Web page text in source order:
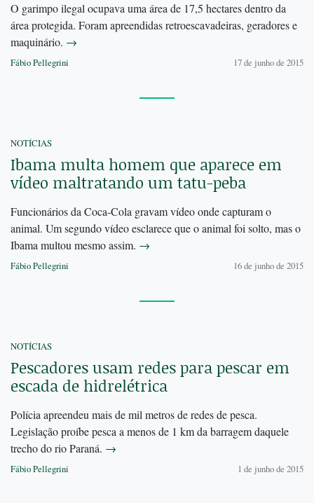
O garimpo ilegal ocupava uma área de 17,5 hectares dentro da
área protegida. Foram apreendidas retroescavadeiras, geradores e
maquinário. →
Fábio Pellegrini 17 de junho de 2015
NOTÍCIAS
Ibama multa homem que aparece em
vídeo maltratando um tatu-peba
Funcionários da Coca-Cola gravam vídeo onde capturam o
animal. Um segundo vídeo esclarece que o animal foi solto, mas o
Ibama multou mesmo assim. →
Fábio Pellegrini 16 de junho de 2015
NOTÍCIAS
Pescadores usam redes para pescar em
escada de hidrelétrica
Polícia apreendeu mais de mil metros de redes de pesca.
Legislação proíbe pesca a menos de 1 km da barragem daquele
trecho do rio Paraná. →
Fábio Pellegrini 1 de junho de 2015